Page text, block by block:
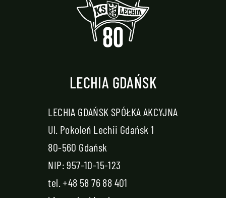
LECHIA GDAŃSK
LECHIA GDAŃSK SPÓŁKA AKCYJNA
Ul. Pokoleń Lechii Gdańsk 1
80-560 Gdańsk
NIP: 957-10-15-123
tel.+48 58 76 88 401